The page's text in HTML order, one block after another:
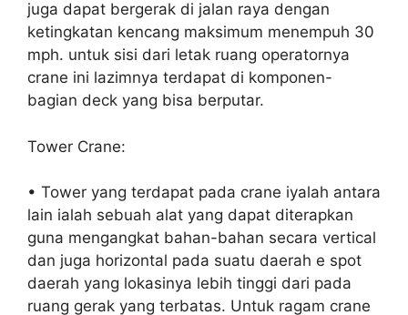
juga dapat bergerak di jalan raya dengan
ketingkatan kencang maksimum menempuh 30
mph. untuk sisi dari letak ruang operatornya
crane ini lazimnya terdapat di komponen-
bagian deck yang bisa berputar.
Tower Crane:
• Tower yang terdapat pada crane iyalah antara
lain ialah sebuah alat yang dapat diterapkan
guna mengangkat bahan-bahan secara vertical
dan juga horizontal pada suatu daerah e spot
daerah yang lokasinya lebih tinggi dari pada
ruang gerak yang terbatas. Untuk ragam crane